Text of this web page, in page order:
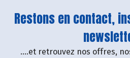
Restons en contact,
....et retrouvez nos offres,